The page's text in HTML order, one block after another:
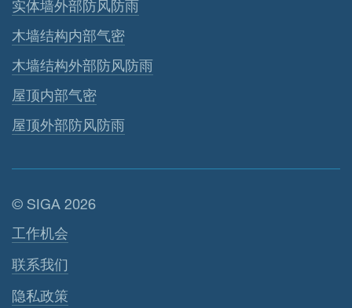
实体墙外部防风防雨
木墙结构内部气密
木墙结构外部防风防雨
屋顶内部气密
屋顶外部防风防雨
© SIGA 2026
页脚导航
工作机会
联系我们
隐私政策